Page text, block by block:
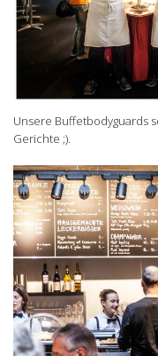
Unsere Buffetbodyguards
Gerichte ;).